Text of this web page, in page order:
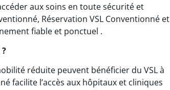
aux soins en toute sécurité et
Réservation VSL Conventionné et
fiable et ponctuel .
réduite peuvent bénéficier du VSL à
facilite l’accès aux hôpitaux et cliniques